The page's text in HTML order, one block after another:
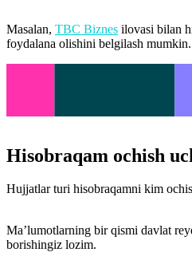
Masalan, TBC Biznes ilovasi bilan
foydalana olishini belgilash
Hisobraqam ochish
Hujjatlar turi hisobraqamni kim
Ma’lumotlarning bir qismi davlat
borishingiz lozim.